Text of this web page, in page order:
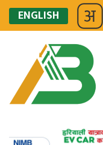
ENGLISH